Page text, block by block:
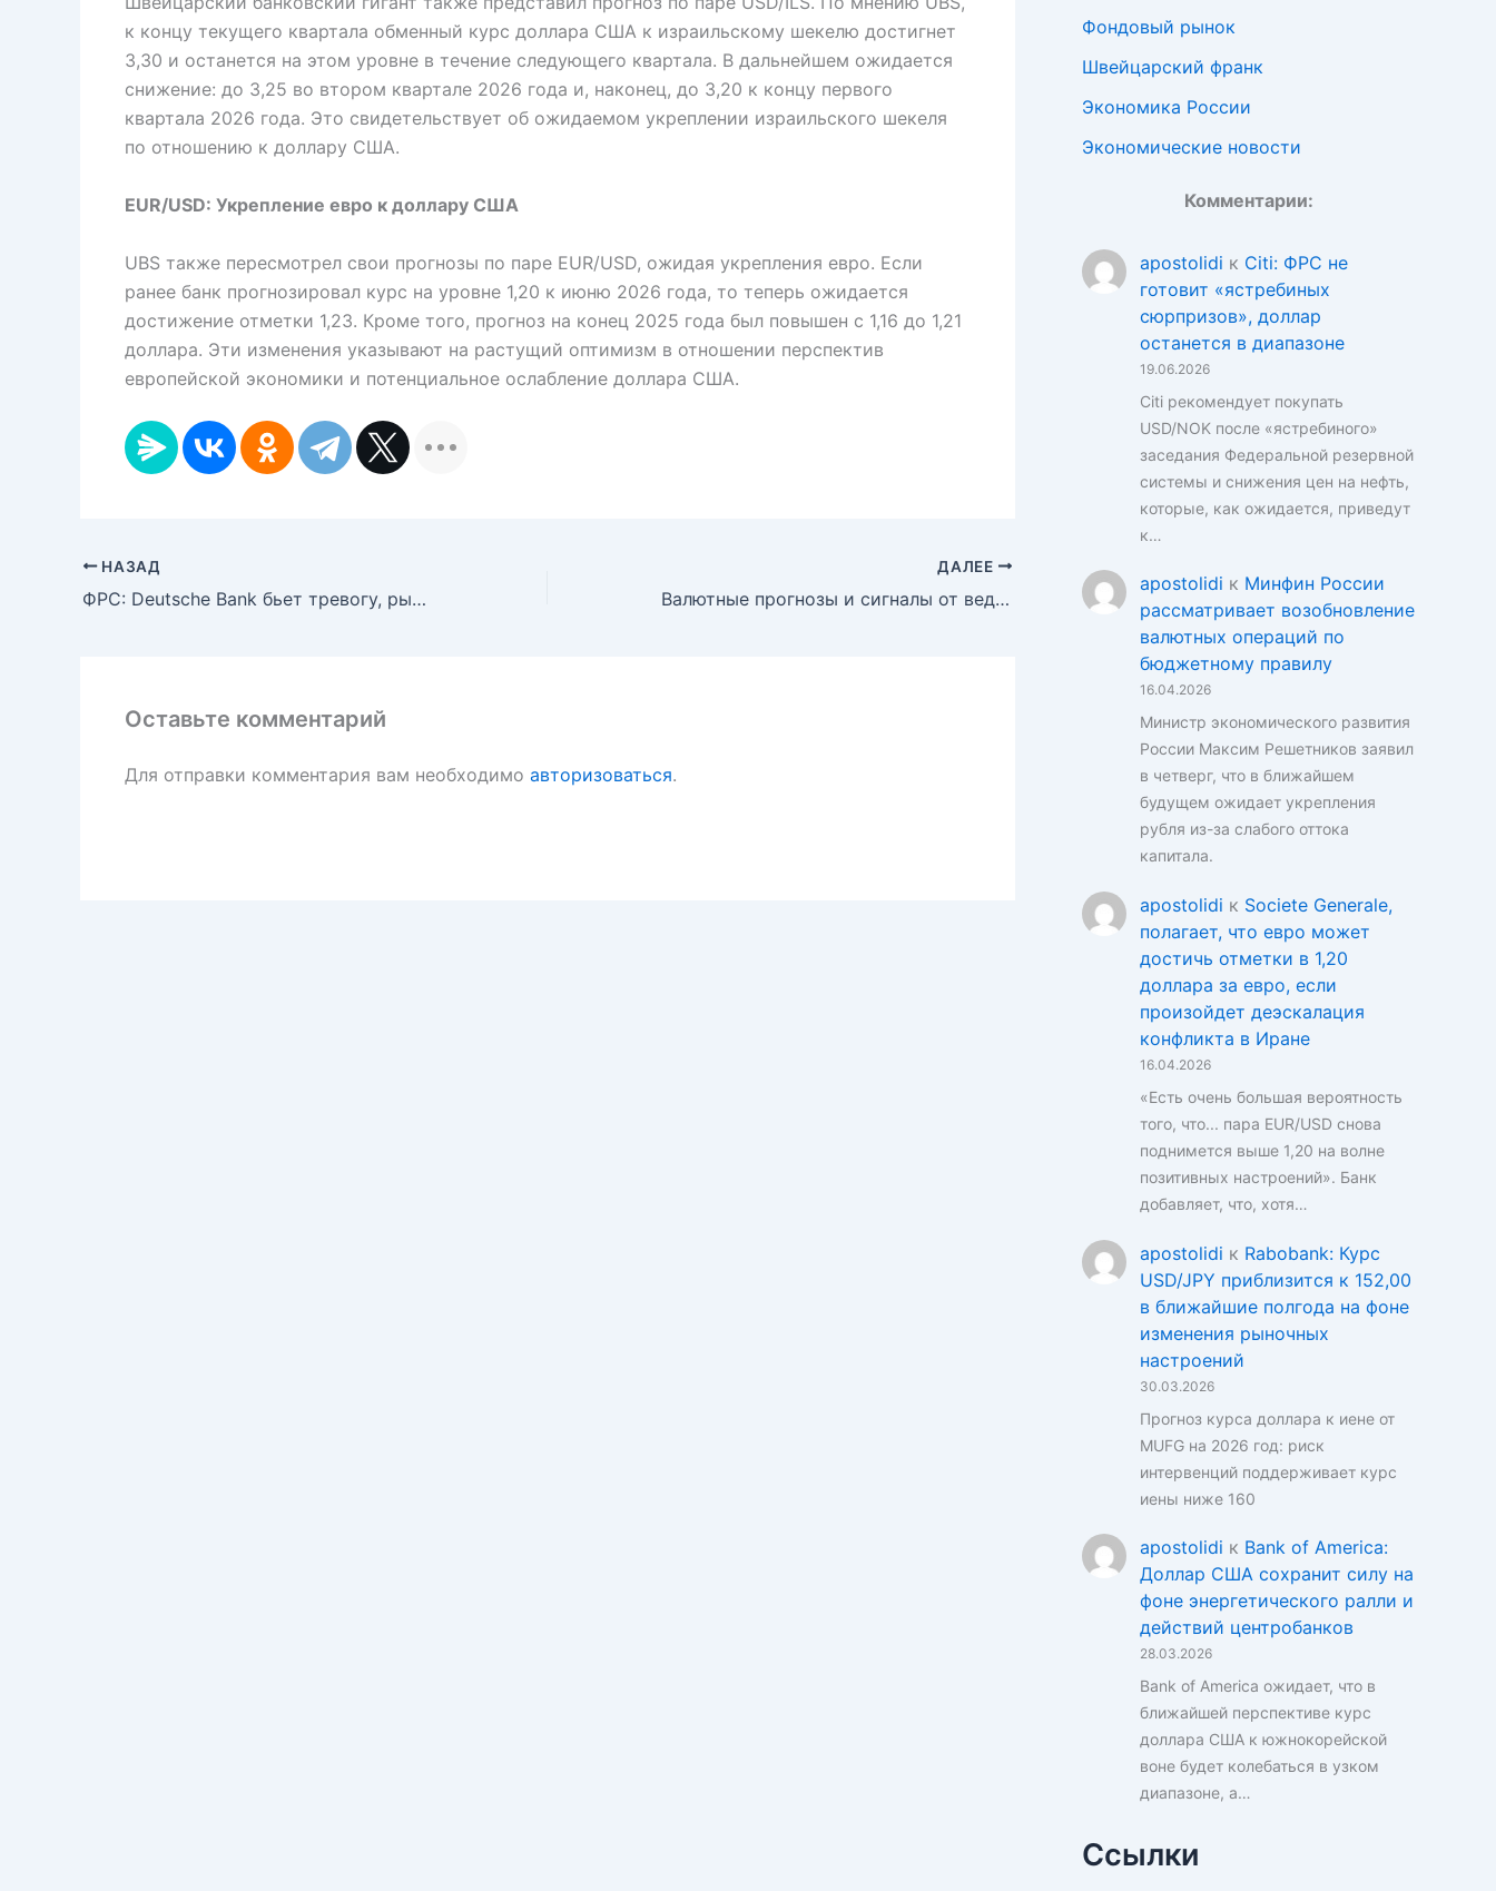
к концу текущего квартала обменный курс доллара США к израильскому шекелю достигнет
3,30 и останется на этом уровне в течение следующего квартала. В дальнейшем ожидается
снижение: до 3,25 во втором квартале 2026 года и, наконец, до 3,20 к концу первого
квартала 2026 года. Это свидетельствует об ожидаемом укреплении израильского шекеля
по отношению к доллару США.
EUR/USD: Укрепление евро к доллару США
UBS также пересмотрел свои прогнозы по паре EUR/USD, ожидая укрепления евро. Если
ранее банк прогнозировал курс на уровне 1,20 к июню 2026 года, то теперь ожидается
достижение отметки 1,23. Кроме того, прогноз на конец 2025 года был повышен с 1,16 до 1,21
доллара. Эти изменения указывают на растущий оптимизм в отношении перспектив
европейской экономики и потенциальное ослабление доллара США.
НАЗАД
ФРС: Deutsche Bank бьет тревогу, рынки остаются спокойными
ДАЛЕЕ
Валютные прогнозы и сигналы от ведущих банков
Оставьте комментарий
Для отправки комментария вам необходимо авторизоваться.
Фондовый рынок
Швейцарский франк
Экономика России
Экономические новости
Комментарии:
apostolidi к Citi: ФРС не
готовит «ястребиных
сюрпризов», доллар
останется в диапазоне
19.06.2026
Citi рекомендует покупать
USD/NOK после «ястребиного»
заседания Федеральной резервной
системы и снижения цен на нефть,
которые, как ожидается, приведут
к…
apostolidi к Минфин России
рассматривает возобновление
валютных операций по
бюджетному правилу
16.04.2026
Министр экономического развития
России Максим Решетников заявил
в четверг, что в ближайшем
будущем ожидает укрепления
рубля из-за слабого оттока
капитала.
apostolidi к Societe Generale,
полагает, что евро может
достичь отметки в 1,20
доллара за евро, если
произойдет деэскалация
конфликта в Иране
16.04.2026
«Есть очень большая вероятность
того, что... пара EUR/USD снова
поднимется выше 1,20 на волне
позитивных настроений». Банк
добавляет, что, хотя…
apostolidi к Rabobank: Курс
USD/JPY приблизится к 152,00
в ближайшие полгода на фоне
изменения рыночных
настроений
30.03.2026
Прогноз курса доллара к иене от
MUFG на 2026 год: риск
интервенций поддерживает курс
иены ниже 160
apostolidi к Bank of America:
Доллар США сохранит силу на
фоне энергетического ралли и
действий центробанков
28.03.2026
Bank of America ожидает, что в
ближайшей перспективе курс
доллара США к южнокорейской
воне будет колебаться в узком
диапазоне, а…
Ссылки